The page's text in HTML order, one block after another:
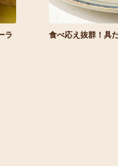
ラ
食べ応え抜群！具